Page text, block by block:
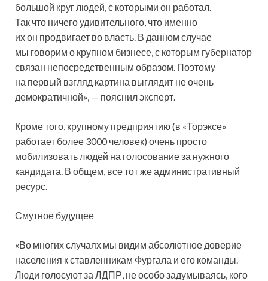
большой круг людей, с которыми он работал.
Так что ничего удивительного, что именно
их он продвигает во власть. В данном случае
мы говорим о крупном бизнесе, с которым губернатор
связан непосредственным образом. Поэтому
на первый взгляд картина выглядит не очень
демократичной», — пояснил эксперт.
Кроме того, крупному предприятию (в «Торэксе»
работает более 3000 человек) очень просто
мобилизовать людей на голосование за нужного
кандидата. В общем, все тот же административный
ресурс.
Смутное будущее
«Во многих случаях мы видим абсолютное доверие
населения к ставленникам Фургала и его команды.
Люди голосуют за ЛДПР, не особо задумываясь, кого